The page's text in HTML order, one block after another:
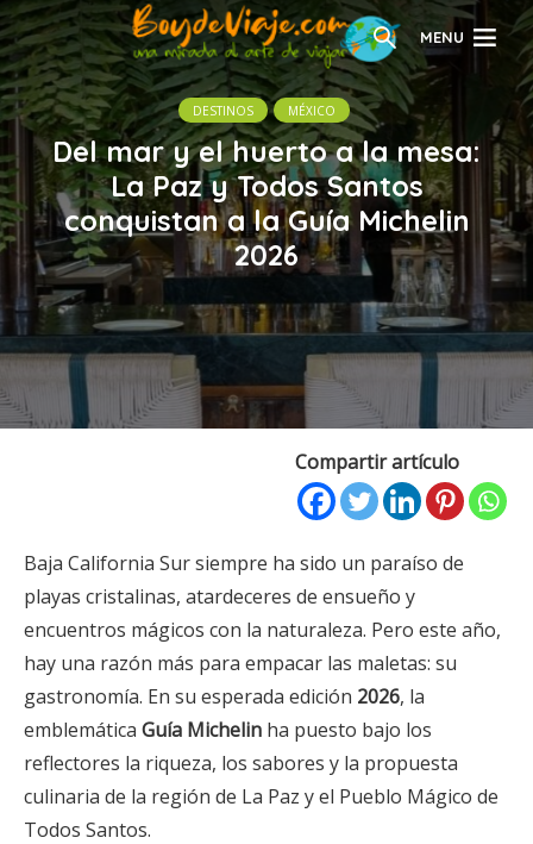
MENU
DESTINOS MÉXICO
Del mar y el huerto a la mesa:
La Paz y Todos Santos
conquistan a la Guía Michelin
2026
Compartir artículo
Baja California Sur siempre ha sido un paraíso de
playas cristalinas, atardeceres de ensueño y
encuentros mágicos con la naturaleza. Pero este año,
hay una razón más para empacar las maletas: su
gastronomía. En su esperada edición 2026, la
emblemática Guía Michelin ha puesto bajo los
reflectores la riqueza, los sabores y la propuesta
culinaria de la región de La Paz y el Pueblo Mágico de
Todos Santos.